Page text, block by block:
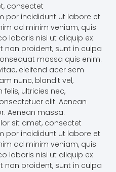
consectet
por incididunt ut labore et
ad minim veniam, quis
laboris nisi ut aliquip ex
proident, sunt in culpa
massa quis enim.
eleifend acer sem
nunc, blandit vel,
ultricies nec,
elit. Aenean
Aenean massa.
sit amet, consectet
por incididunt ut labore et
ad minim veniam, quis
laboris nisi ut aliquip ex
proident, sunt in culpa